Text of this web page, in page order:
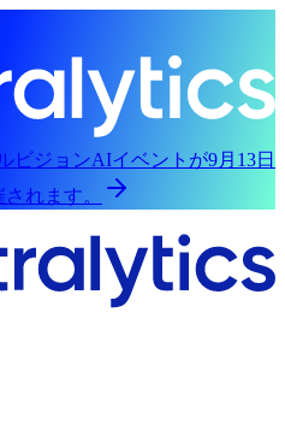
ビジョンAIイベントが9月13日
れます。